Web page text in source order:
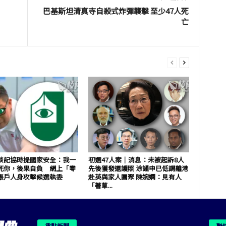
巴基斯坦清真寺自殺式炸彈襲擊 至少47人死
亡
記協時提國家安全：我一
你，後果自負 網上「零
戶人身攻擊候選執委
初選47人案｜消息：未被起訴8人
先後獲發還護照 涂謹申已低調離港
赴英與家人團聚 陳婉嫻：見有人
「著草...